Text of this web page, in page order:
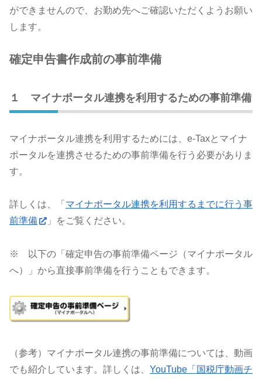
ができませんので、お勤め先へご確認いただくようお願い
します。
確定申告書作成前の事前準備
１ マイナポータル連携を利用するための事前準備
マイナポータル連携を利用するためには、e-Taxとマイナ
ポータルを連携させるための事前準備を行う必要がありま
す。
詳しくは、「 マイナポータル連携を利用するまでに行う事
前準備
」をご覧ください。
※ 以下の「確定申告の事前準備ページ（マイナポータル
へ）」から直接事前準備を行うこともできます。
（参考）マイナポータル連携の事前準備については、動画
でも紹介しています。詳しくは、 YouTube「国税庁動画チ